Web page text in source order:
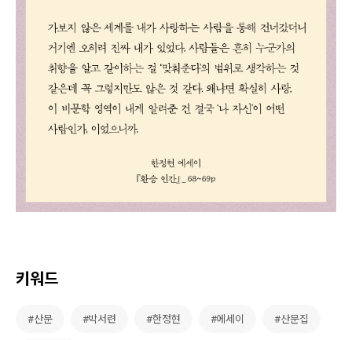
키워드
#산문 #박서련 #한정현 #에세이 #산문집